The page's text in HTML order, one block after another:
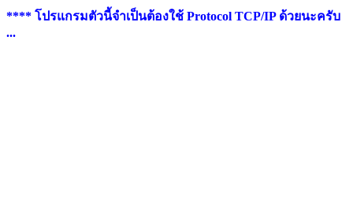
**** โปรแกรมตัวนี้จำเป็นต้องใช้ Protocol TCP/IP ด้วยนะครับ
...